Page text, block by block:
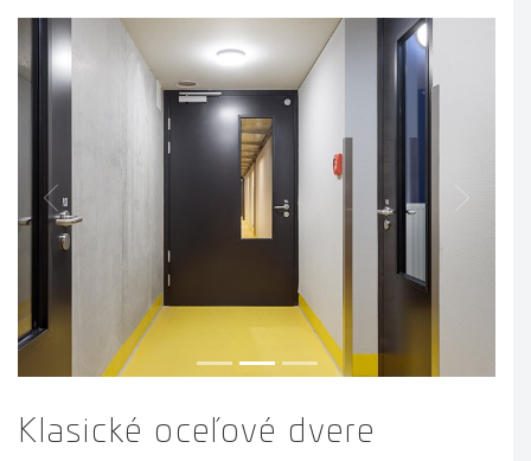
Previous
Klasické oceľové dvere